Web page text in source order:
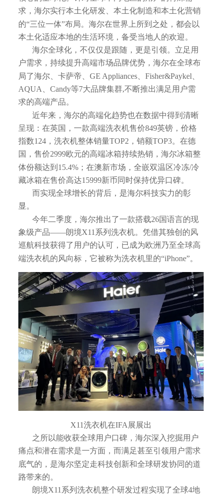
求，海尔实行本土化研发、本土化制造和本土化营销
的“三位一体”布局。海尔在世界上所到之处，都会以
本土化适应本地的生活环境，备受当地人的欢迎。
海尔全球化，不仅仅是跟随，更是引领。立足用
户需求，持续提升高端市场品牌优势，海尔在全球布
局了海尔、卡萨帝、GE Appliances、Fisher&Paykel、
AQUA、Candy等7大品牌集群,不断推出满足用户需
求的高端产品。
近年来，海尔的高端化趋势也在数据中得到清晰
呈现：在英国，一款高端洗衣机售价849英镑，价格
指数124，洗衣机整体销量TOP2，销额TOP3。在德
国，售价2999欧元的高端冰箱持续热销，海尔冰箱整
体份额达到15.4%；在澳新市场，全嵌双温区冷冻/冷
藏冰箱在售价高达15999新币同时保持优异口碑。
而实现全球增长的背后，是海尔科技实力的彰
显。
今年二季度，海尔推出了一款搭载26国语言的现
象级产品——朗境X11系列洗衣机。凭借其独创的风
巡航科技获得了用户的认可，已成为欧洲乃至全球高
端洗衣机的风向标，它被称为洗衣机里的“iPhone”。
X11洗衣机在IFA展展出
之所以能收获全球用户口碑，海尔深入挖掘用户
痛点和潜在需求是一方面，而满足甚至引领用户需求
底气的，是海尔坚定走科技创新和全球研发协同的道
路带来的。
朗境X11系列洗衣机整个研发过程实现了全球4地